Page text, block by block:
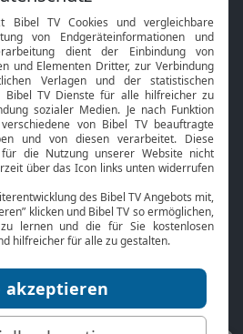
Smart TV
HbbTV
Bibelthek Online-Bibel
Nächster Gottesdienst
Service
Kontakt
TV-Empfang